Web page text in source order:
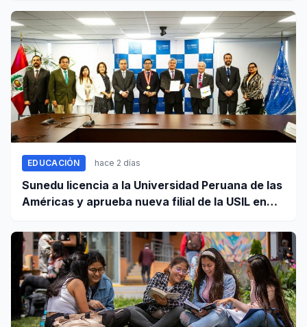
EDUCACIÓN hace 2 días
Sunedu licencia a la Universidad Peruana de las
Américas y aprueba nueva filial de la USIL en